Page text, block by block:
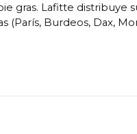
gras. Lafitte distribuye
Burdeos, Dax,